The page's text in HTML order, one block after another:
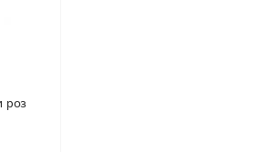
роз